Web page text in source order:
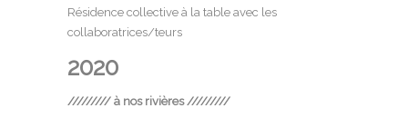
Résidence collective à la table avec les
collaboratrices/teurs
2020
///////// à nos rivières /////////